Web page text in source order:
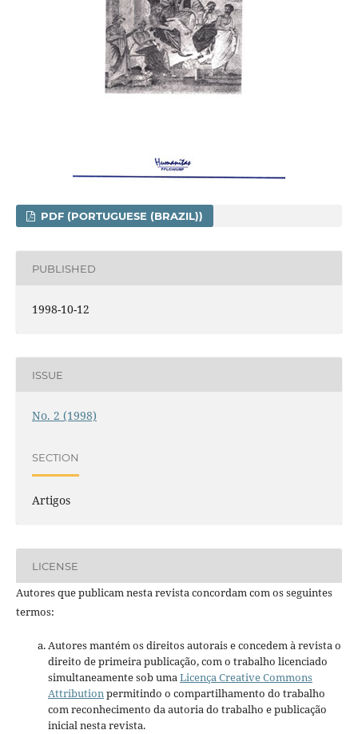
PDF (PORTUGUESE (BRAZIL))
PUBLISHED
1998-10-12
ISSUE
No. 2 (1998)
SECTION
Artigos
LICENSE
Autores que publicam nesta revista concordam com os seguintes
termos:
Autores mantém os direitos autorais e concedem à revista o
direito de primeira publicação, com o trabalho licenciado
simultaneamente sob umaLicença Creative Commons
Attributionpermitindo o compartilhamento do trabalho
com reconhecimento da autoria do trabalho e publicação
inicial nesta revista.